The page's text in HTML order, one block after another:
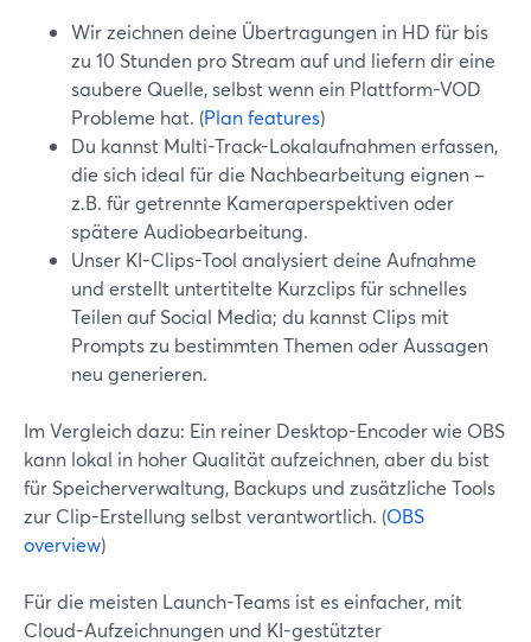
Wir zeichnen deine Übertragungen in HD für bis
zu 10 Stunden pro Stream auf und liefern dir eine
saubere Quelle, selbst wenn ein Plattform-VOD
Probleme hat. (Plan features)
Du kannst Multi-Track-Lokalaufnahmen erfassen,
die sich ideal für die Nachbearbeitung eignen –
z.B. für getrennte Kameraperspektiven oder
spätere Audiobearbeitung.
Unser KI-Clips-Tool analysiert deine Aufnahme
und erstellt untertitelte Kurzclips für schnelles
Teilen auf Social Media; du kannst Clips mit
Prompts zu bestimmten Themen oder Aussagen
neu generieren.
Im Vergleich dazu: Ein reiner Desktop-Encoder wie OBS
kann lokal in hoher Qualität aufzeichnen, aber du bist
für Speicherverwaltung, Backups und zusätzliche Tools
zur Clip-Erstellung selbst verantwortlich. (OBS
overview)
Für die meisten Launch-Teams ist es einfacher, mit
Cloud-Aufzeichnungen und KI-gestützter